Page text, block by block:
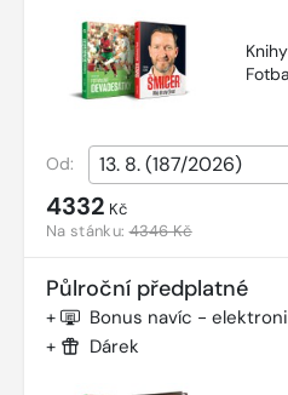
Od:
4332 Kč
Na stánku:4346 Kč
Půlroční předplatné
+ Bonus navíc -
+ Dárek